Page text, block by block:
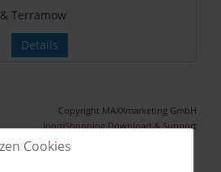
Terramow
Details
Copyright MAXXmarketing GmbH
JoomShopping Download & Support
Cookies